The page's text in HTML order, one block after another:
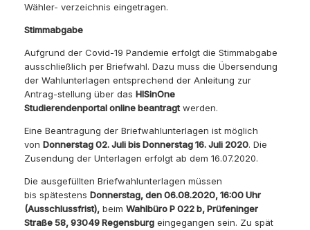
Wähler- verzeichnis eingetragen.
Stimmabgabe
Aufgrund der Covid-19 Pandemie erfolgt die Stimmabgabe
ausschließlich per Briefwahl. Dazu muss die Übersendung
der Wahlunterlagen entsprechend der Anleitung zur
Antrag-stellung über das HISinOne
Studierendenportal online beantragt werden.
Eine Beantragung der Briefwahlunterlagen ist möglich
von Donnerstag 02. Juli bis Donnerstag 16. Juli 2020. Die
Zusendung der Unterlagen erfolgt ab dem 16.07.2020.
Die ausgefüllten Briefwahlunterlagen müssen
bis spätestens Donnerstag, den 06.08.2020, 16:00 Uhr
(Ausschlussfrist), beim Wahlbüro P 022 b, Prüfeninger
Straße 58, 93049 Regensburg eingegangen sein. Zu spät